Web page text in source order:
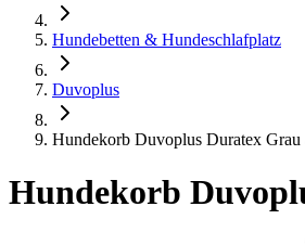
Hundebetten & Hundeschlafplatz
Duvoplus
Hundekorb Duvoplus Duratex Grau
Hundekorb